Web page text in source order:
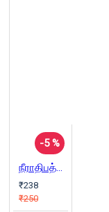
-5 %
நீராதிபத்தியம்
₹238
₹250